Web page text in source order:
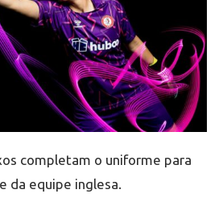
completam o uniforme para
da equipe inglesa.